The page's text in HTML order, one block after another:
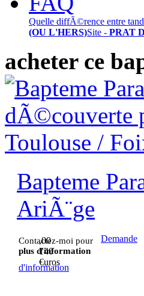
Quelle diffÃ©rence entre
(OU L'HERS)Site - PRAT
acheter ce
Bapteme
AriÃ¨ge
Contactez-moi pour
plus d'information
Demande
d'information
,00
140
€uros